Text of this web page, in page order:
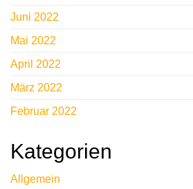
Juni 2022
Mai 2022
April 2022
März 2022
Februar 2022
Kategorien
Allgemein